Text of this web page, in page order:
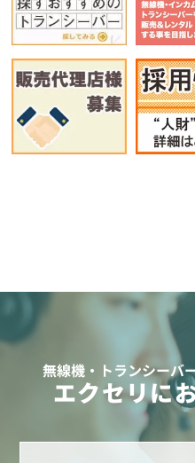
無線機・トランシーバ
エクセリに